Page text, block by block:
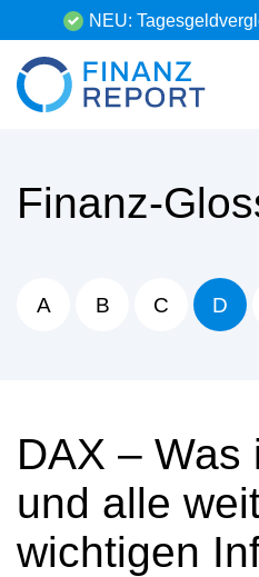
Inhalt
springen
NEU:
Finanz-
A B C D
DAX – Was
und alle
wichtigen